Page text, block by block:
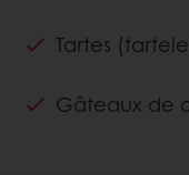
Tartes
Gâteaux de